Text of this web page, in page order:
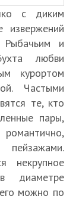
с диким
извержений
и
любви
курортом
Частыми
те, кто
пары,
некрупное
диаметре
можно по